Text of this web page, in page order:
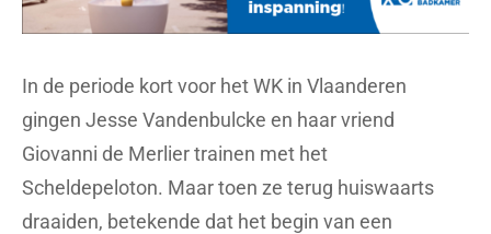
In de periode kort voor het WK in Vlaanderen
gingen Jesse Vandenbulcke en haar vriend
Giovanni de Merlier trainen met het
Scheldepeloton. Maar toen ze terug huiswaarts
draaiden, betekende dat het begin van een